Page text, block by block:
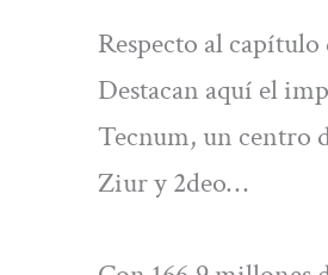
Respecto al capítulo
Destacan aquí el
Tecnum, un centro
Ziur y 2deo…